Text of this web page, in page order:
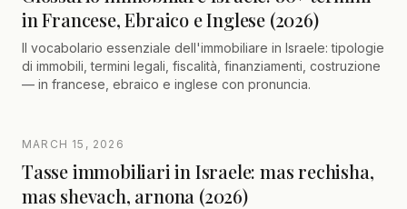
Gli eredi devono seguire una procedura rigorosa per
provare i loro diritti e recuperare i beni.
in Francese, Ebraico e Inglese (2026)
Il vocabolario essenziale dell'immobiliare in Israele: tipologie
di immobili, termini legali, fiscalità, finanziamenti, costruzione
— in francese, ebraico e inglese con pronuncia.
MARCH 15, 2026
Tasse immobiliari in Israele: mas rechisha,
mas shevach, arnona (2026)